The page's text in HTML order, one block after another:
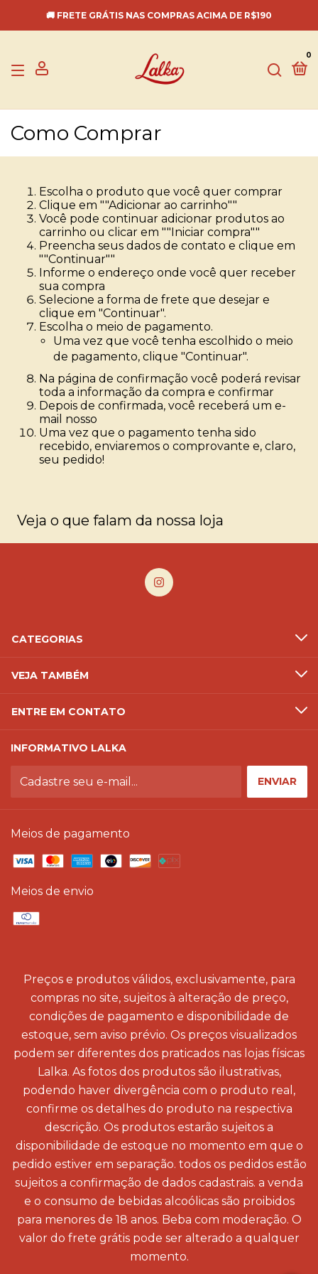
🚚 FRETE GRÁTIS NAS COMPRAS ACIMA DE R$190
0
Como Comprar
Escolha o produto que você quer comprar
Clique em ""Adicionar ao carrinho""
Você pode continuar adicionar produtos ao
carrinho ou clicar em ""Iniciar compra""
Preencha seus dados de contato e clique em
""Continuar""
Informe o endereço onde você quer receber
sua compra
Selecione a forma de frete que desejar e
clique em "Continuar".
Escolha o meio de pagamento.
Uma vez que você tenha escolhido o meio
de pagamento, clique "Continuar".
Na página de confirmação você poderá revisar
toda a informação da compra e confirmar
Depois de confirmada, você receberá um e-
mail nosso
Uma vez que o pagamento tenha sido
recebido, enviaremos o comprovante e, claro,
seu pedido!
Veja o que falam da nossa loja
CATEGORIAS
VEJA TAMBÉM
ENTRE EM CONTATO
INFORMATIVO LALKA
Meios de pagamento
Meios de envio
Preços e produtos válidos, exclusivamente, para
compras no site, sujeitos à alteração de preço,
condições de pagamento e disponibilidade de
estoque, sem aviso prévio. Os preços visualizados
podem ser diferentes dos praticados nas lojas físicas
Lalka. As fotos dos produtos são ilustrativas,
podendo haver divergência com o produto real,
confirme os detalhes do produto na respectiva
descrição. Os produtos estarão sujeitos a
disponibilidade de estoque no momento em que o
pedido estiver em separação. todos os pedidos estão
sujeitos a confirmação de dados cadastrais. a venda
e o consumo de bebidas alcoólicas são proibidos
para menores de 18 anos. Beba com moderação. O
valor do frete grátis pode ser alterado a qualquer
momento.